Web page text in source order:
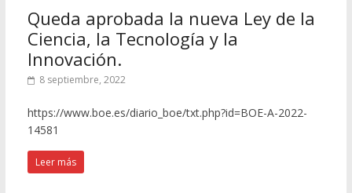
Queda aprobada la nueva Ley de la
Ciencia, la Tecnología y la
Innovación.
8 septiembre, 2022
https://www.boe.es/diario_boe/txt.php?id=BOE-A-2022-
14581
Leer más